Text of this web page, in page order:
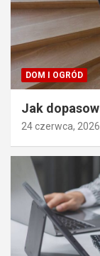
DOM I OGRÓD
Jak
24 czerwca, 2026